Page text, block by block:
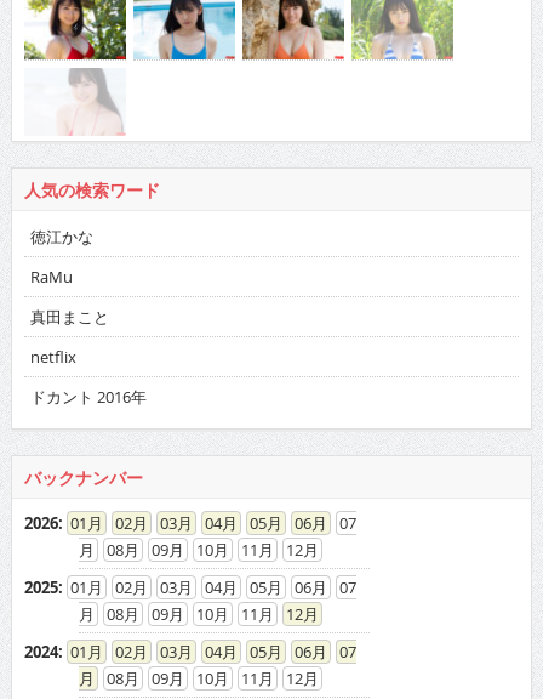
人気の検索ワード
徳江かな
RaMu
真田まこと
netflix
ドカント 2016年
バックナンバー
2026: 01 02 03 04 05 06
07
08
09 10 11
12
2025: 01 02 03 04 05 06
07
08
09 10 11
12
2024: 01 02 03 04 05 06
07
08
09 10 11
12